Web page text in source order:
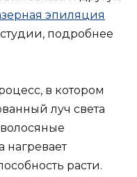
эпиляция
подробнее
в котором
луч света
нагревает
расти.